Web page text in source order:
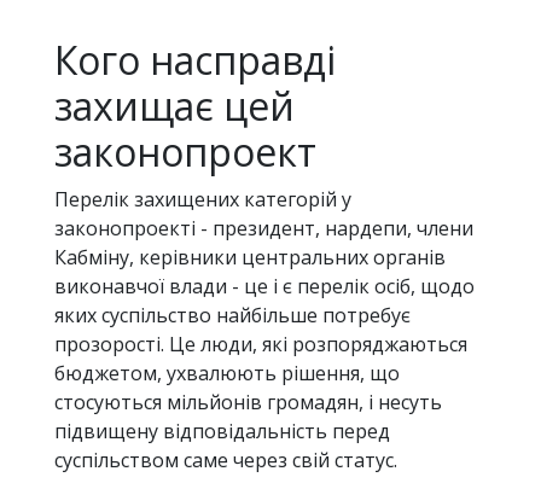
Кого насправді
захищає цей
законопроект
Перелік захищених категорій у
законопроекті - президент, нардепи, члени
Кабміну, керівники центральних органів
виконавчої влади - це і є перелік осіб, щодо
яких суспільство найбільше потребує
прозорості. Це люди, які розпоряджаються
бюджетом, ухвалюють рішення, що
стосуються мільйонів громадян, і несуть
підвищену відповідальність перед
суспільством саме через свій статус.